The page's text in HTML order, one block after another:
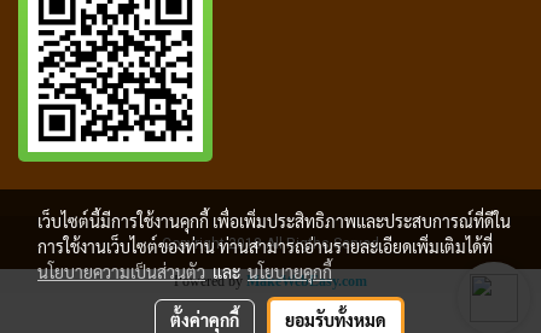
Copyright 2018 All Rigths Served
Powered by MakeWebEasy.com
เว็บไซต์นี้มีการใช้งานคุกกี้ เพื่อเพิ่มประสิทธิภาพและประสบการณ์ที่ดีใน
การใช้งานเว็บไซต์ของท่าน ท่านสามารถอ่านรายละเอียดเพิ่มเติมได้ที่
นโยบายความเป็นส่วนตัวและนโยบายคุกกี้
ตั้งค่าคุกกี้ ยอมรับทั้งหมด